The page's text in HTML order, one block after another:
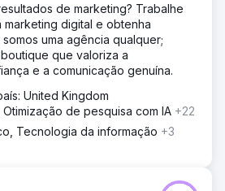
de marketing? Trabalhe
marketing digital e obtenha
uma agência qualquer;
que valoriza a
e a comunicação genuína.
United Kingdom
de pesquisa com IA +22
Tecnologia da informação +3